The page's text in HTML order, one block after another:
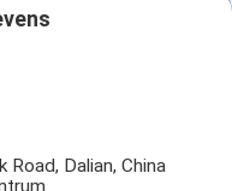
Dalian, China